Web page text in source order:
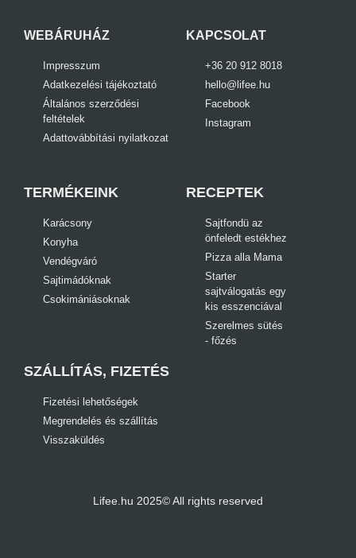
WEBÁRUHÁZ
Impresszum
Adatkezelési tájékoztató
Általános szerződési
feltételek
Adattovábbítási nyilatkozat
KAPCSOLAT
+36 20 912 8018
hello@lifee.hu
Facebook
Instagram
TERMÉKEINK
Karácsony
Konyha
Vendégváró
Sajtimádóknak
Csokimániásoknak
RECEPTEK
Sajtfondü az
önfeledt estékhez
Pizza alla Mama
Starter
sajtválogatás egy
kis esszenciával
Szerelmes sütés
- főzés
SZÁLLÍTÁS, FIZETÉS
Fizetési lehetőségek
Megrendelés és szállítás
Visszaküldés
Lifee.hu 2025© All rights reserved